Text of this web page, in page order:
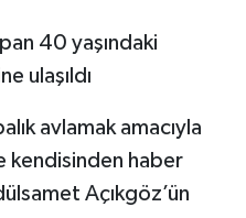
40 yaşındaki
ulaşıldı
avlamak amacıyla
kendisinden haber
Açıkgöz’ün